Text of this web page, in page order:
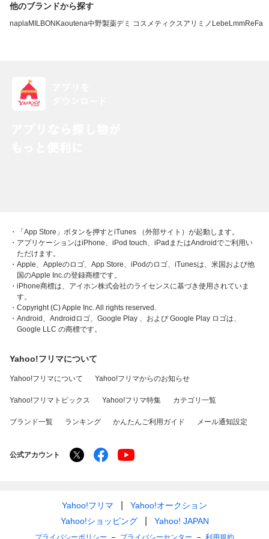
他のブランドから探す
naplaMILBON Kaoutena中野製薬デミ コスメティクスアリミノ LebeLmmReFa
・「App Store」ボタンを押すとiTunes （外部サイト）が起動します。
・アプリケーションはiPhone、iPod touch、iPadまたはAndroidでご利用い
ただけます。
・Apple、Appleのロゴ、App Store、iPodのロゴ、iTunesは、米国および他
国のApple Inc.の登録商標です。
・iPhone商標は、アイホン株式会社のライセンスに基づき使用されていま
す。
・Copyright (C) Apple Inc. All rights reserved.
・Android、Androidロゴ、Google Play 、および Google Play ロゴは、
Google LLC の商標です。
Yahoo!フリマについて
Yahoo!フリマについて Yahoo!フリマからのお知らせ
Yahoo!フリマトピックス Yahoo!フリマ特集 カテゴリ一覧
ブランド一覧 ランキング かんたんご利用ガイド メール通知設定
公式アカウント
Yahoo!フリマ
Yahoo!オークション
Yahoo!ショッピング
Yahoo! JAPAN